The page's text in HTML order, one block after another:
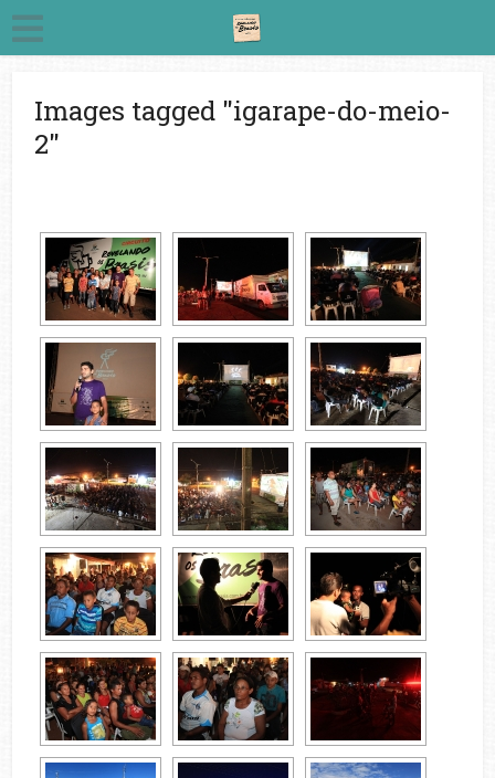
Images tagged "igarape-do-meio-
2"